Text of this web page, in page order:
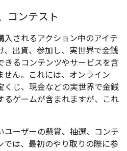
コンテスト
入されるアクション中のアイテ
、出資、参加し、実世界で金銭
きるコンテンツやサービスを含
せん。これには、オンライン
くじ、現金などの実世界で金銭
るゲームが含まれますが、これ
ユーザーの懸賞、抽選、コンテ
では、最初のやり取りの際に参